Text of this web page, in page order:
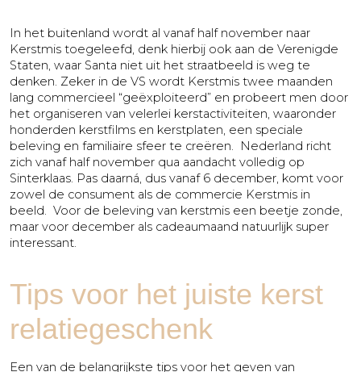
In het buitenland wordt al vanaf half november naar
Kerstmis toegeleefd, denk hierbij ook aan de Verenigde
Staten, waar Santa niet uit het straatbeeld is weg te
denken. Zeker in de VS wordt Kerstmis twee maanden
lang commercieel “geëxploiteerd” en probeert men door
het organiseren van velerlei kerstactiviteiten, waaronder
honderden kerstfilms en kerstplaten, een speciale
beleving en familiaire sfeer te creëren. Nederland richt
zich vanaf half november qua aandacht volledig op
Sinterklaas. Pas daarná, dus vanaf 6 december, komt voor
zowel de consument als de commercie Kerstmis in
beeld. Voor de beleving van kerstmis een beetje zonde,
maar voor december als cadeaumaand natuurlijk super
interessant.
Tips voor het juiste kerst
relatiegeschenk
Een van de belangrijkste tips voor het geven van